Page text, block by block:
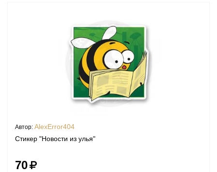
Автор: AlexError404
Стикер "Новости из улья"
70